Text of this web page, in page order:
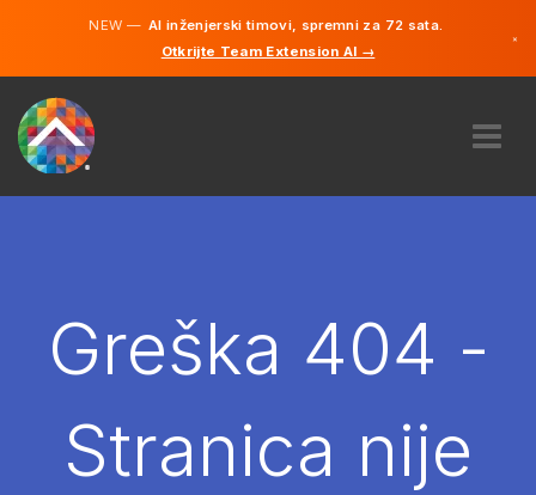
NEW —AI inženjerski timovi, spremni za 72 sata.
Otkrijte Team Extension AI →
×
NAJAMGreška 404 -
Stranica nije